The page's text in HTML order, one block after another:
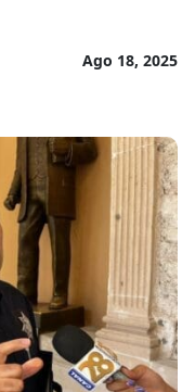
Ago 18, 2025